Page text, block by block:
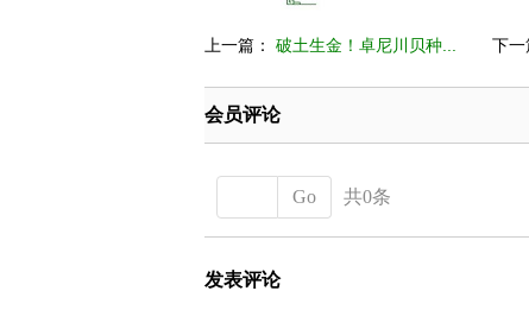
上一篇： 破土生金！卓尼川贝种... 下一
会员评论
Go 共0条
发表评论